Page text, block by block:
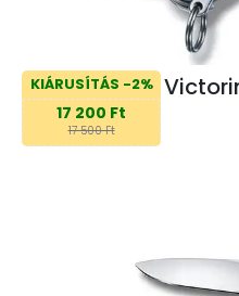
KIÁRUSÍTÁS -2%
17 200 Ft
17 500 Ft